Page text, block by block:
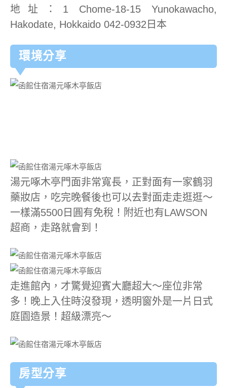
地址：1 Chome-18-15 Yunokawacho,
Hakodate, Hokkaido 042-0932日本
環境分享
湯元啄木亭門面非常寬長，正對面有一家鶴羽
藥妝店，吃完晚餐後也可以去對面走走逛逛～
一樣滿5500日圓有免稅！附近也有LAWSON
超商，走路就會到！
走進館內，才驚覺迎賓大廳超大～座位非常
多！晚上入住時沒發現，透明窗外是一片日式
庭園造景！超級漂亮～
房型分享